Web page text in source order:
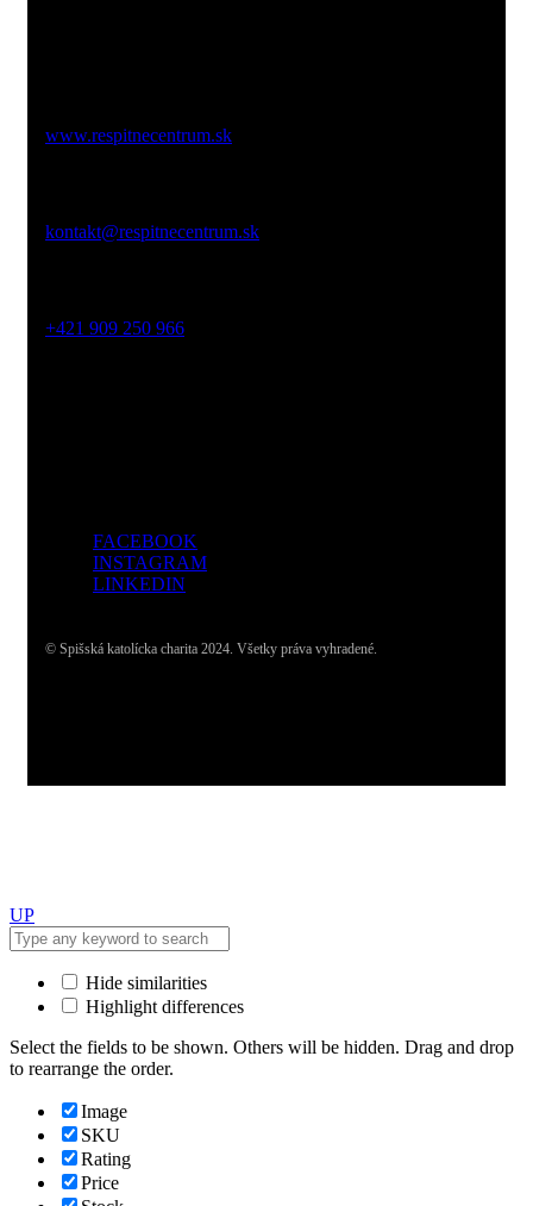
www.respitnecentrum.sk
kontakt@respitnecentrum.sk
+421 909 250 966
FACEBOOK
INSTAGRAM
LINKEDIN
© Spišská katolícka charita 2024. Všetky práva vyhradené.
UP
Hide similarities
Highlight differences
Select the fields to be shown. Others will be hidden. Drag and drop
to rearrange the order.
Image
SKU
Rating
Price